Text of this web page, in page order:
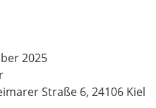
2025
Straße 6, 24106 Kiel